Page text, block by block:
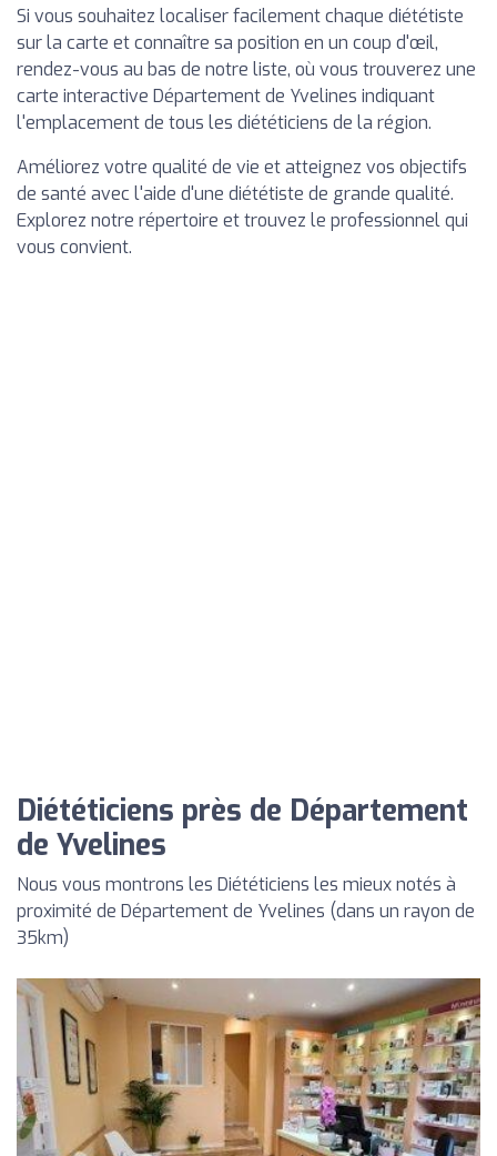
Si vous souhaitez localiser facilement chaque diététiste
sur la carte et connaître sa position en un coup d'œil,
rendez-vous au bas de notre liste, où vous trouverez une
carte interactive Département de Yvelines indiquant
l'emplacement de tous les diététiciens de la région.
Améliorez votre qualité de vie et atteignez vos objectifs
de santé avec l'aide d'une diététiste de grande qualité.
Explorez notre répertoire et trouvez le professionnel qui
vous convient.
Diététiciens près de Département
de Yvelines
Nous vous montrons les Diététiciens les mieux notés à
proximité de Département de Yvelines (dans un rayon de
35km)